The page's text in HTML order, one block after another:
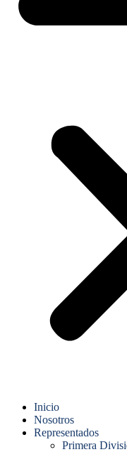
Inicio
Nosotros
Representados
Primera